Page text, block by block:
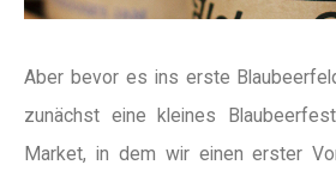
Aber bevor es ins erste
zunächst eine kleines
Market, in dem wir einen erster